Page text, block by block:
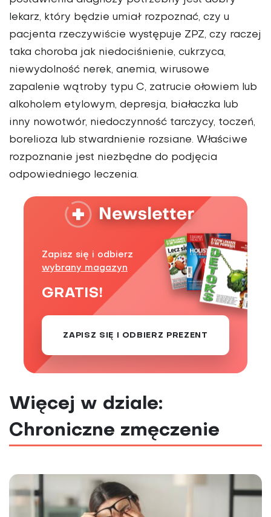
lekarz, który będzie umiał rozpoznać, czy u
pacjenta rzeczywiście występuje ZPZ, czy raczej
taka choroba jak niedociśnienie, cukrzyca,
niewydolność nerek, anemia, wirusowe
zapalenie wątroby typu C, zatrucie ołowiem lub
alkoholem etylowym, depresja, białaczka lub
inny nowotwór, niedoczynność tarczycy, toczeń,
borelioza lub stwardnienie rozsiane. Właściwe
rozpoznanie jest niezbędne do podjęcia
odpowiedniego leczenia.
Zapisz się i odbierz
wybrany magazyn
GRATIS!
ZAPISZ SIĘ I ODBIERZ PREZENT
Więcej w dziale:
Chroniczne zmęczenie